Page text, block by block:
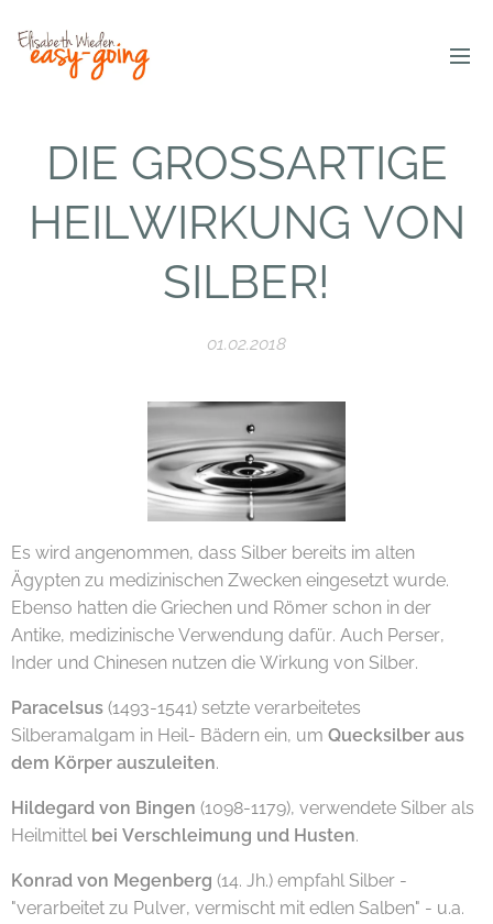
DIE GROSSARTIGE
HEILWIRKUNG VON
SILBER!
01.02.2018
Es wird angenommen, dass Silber bereits im alten
Ägypten zu medizinischen Zwecken eingesetzt wurde.
Ebenso hatten die Griechen und Römer schon in der
Antike, medizinische Verwendung dafür. Auch Perser,
Inder und Chinesen nutzen die Wirkung von Silber.
Paracelsus (1493-1541) setzte verarbeitetes
Silberamalgam in Heil- Bädern ein, um Quecksilber aus
dem Körper auszuleiten.
Hildegard von Bingen (1098-1179), verwendete Silber als
Heilmittel bei Verschleimung und Husten.
Konrad von Megenberg (14. Jh.) empfahl Silber -
"verarbeitet zu Pulver, vermischt mit edlen Salben" - u.a.